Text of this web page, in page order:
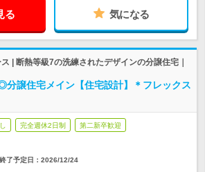
る 気になる
| 断熱等級7の洗練されたデザインの分譲住宅｜
分譲住宅メイン【住宅設計】＊フレックス
完全週休2日制 第二新卒歓迎
終了予定日： 2026/12/24